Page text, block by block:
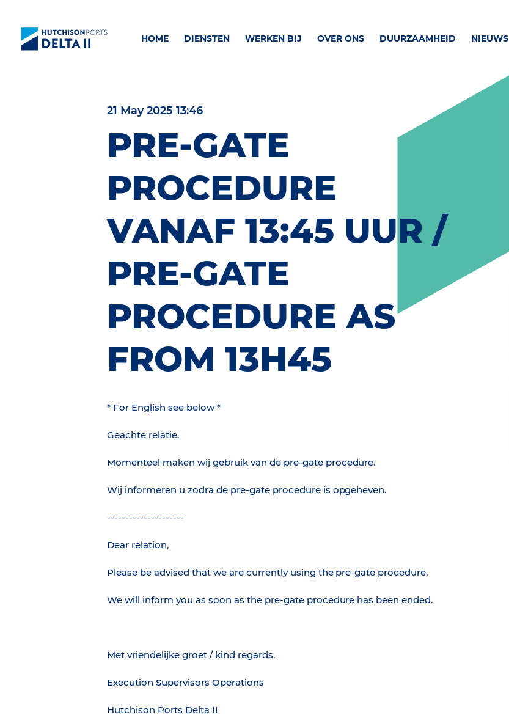
HOME DIENSTEN WERKEN BIJ OVER ONS DUURZAAMHEID NIEUWS
21 May 2025 13:46
PRE-GATE
PROCEDURE
VANAF 13:45 UUR /
PRE-GATE
PROCEDURE AS
FROM 13H45
* For English see below *
Geachte relatie,
Momenteel maken wij gebruik van de pre-gate procedure.
Wij informeren u zodra de pre-gate procedure is opgeheven.
---------------------
Dear relation,
Please be advised that we are currently using the pre-gate procedure.
We will inform you as soon as the pre-gate procedure has been ended.
Met vriendelijke groet / kind regards,
Execution Supervisors Operations
Hutchison Ports Delta II